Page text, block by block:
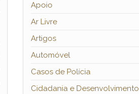
Apoio
Ar Livre
Artigos
Automóvel
Casos de Polícia
Cidadania e Desenvolvimento